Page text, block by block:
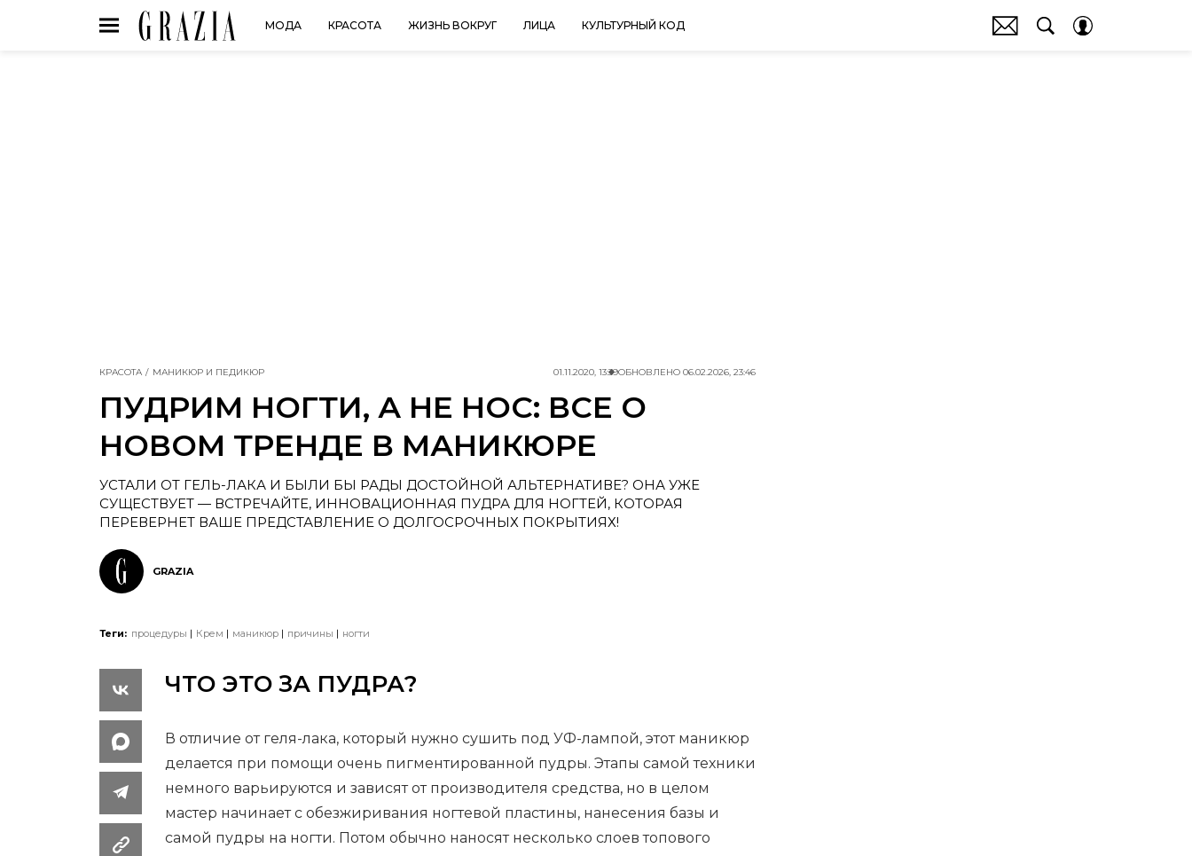
МОДА КРАСОТА ЖИЗНЬ ВОКРУГ ЛИЦА КУЛЬТУРНЫЙ КОД
КРАСОТА МАНИКЮР И ПЕДИКЮР 01.11.2020, 13:39ОБНОВЛЕНО 06.02.2026, 23:46
ПУДРИМ НОГТИ, А НЕ НОС: ВСЕ О
НОВОМ ТРЕНДЕ В МАНИКЮРЕ
УСТАЛИ ОТ ГЕЛЬ-ЛАКА И БЫЛИ БЫ РАДЫ ДОСТОЙНОЙ АЛЬТЕРНАТИВЕ? ОНА УЖЕ
СУЩЕСТВУЕТ — ВСТРЕЧАЙТЕ, ИННОВАЦИОННАЯ ПУДРА ДЛЯ НОГТЕЙ, КОТОРАЯ
ПЕРЕВЕРНЕТ ВАШЕ ПРЕДСТАВЛЕНИЕ О ДОЛГОСРОЧНЫХ ПОКРЫТИЯХ!
GRAZIA
Теги: процедуры Крем маникюр причины ногти
ЧТО ЭТО ЗА ПУДРА?
В отличие от геля-лака, который нужно сушить под УФ-лампой, этот маникюр
делается при помощи очень пигментированной пудры. Этапы самой техники
немного варьируются и зависят от производителя средства, но в целом
мастер начинает с обезжиривания ногтевой пластины, нанесения базы и
самой пудры на ногти. Потом обычно наносят несколько слоев топового